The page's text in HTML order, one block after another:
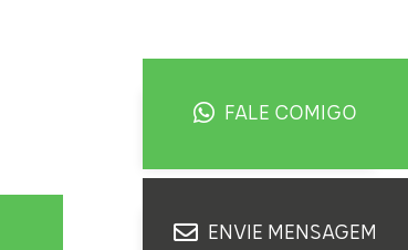
FALE COMIGO
ENVIE MENSAGEM